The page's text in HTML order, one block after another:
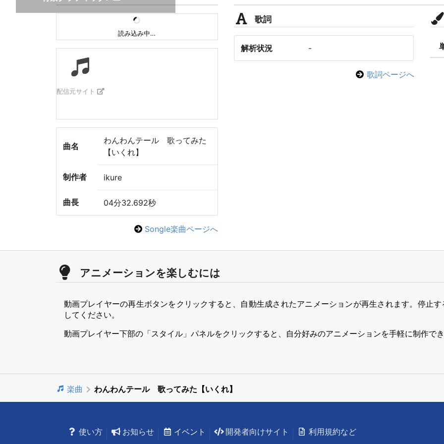
読み込み中…
配信元サイト
曲名
わんわんテール 歌ってみた
【いくれ】
制作者 ikure
曲長 04分32.692秒
Songle楽曲ページへ
歌詞
解析状況 -
歌詞ページへ
アニメーションを楽しむには
動画プレイヤーの再生ボタンをクリックすると、自動生成されたアニメーションが再生されます。停止
してください。
動画プレイヤー下部の「スタイル」パネルをクリックすると、自分好みのアニメーションを手軽に制作でき
楽曲 わんわんテール 歌ってみた【いくれ】
使い方 お知らせ イベント 開発者向けサイト 利用規約など